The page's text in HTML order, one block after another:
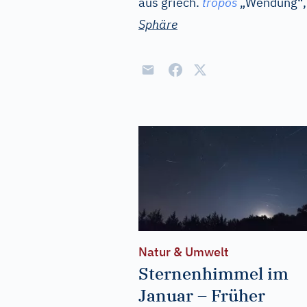
Sphäre
Natur & Umwelt
Sternenhimmel im
Januar – Früher